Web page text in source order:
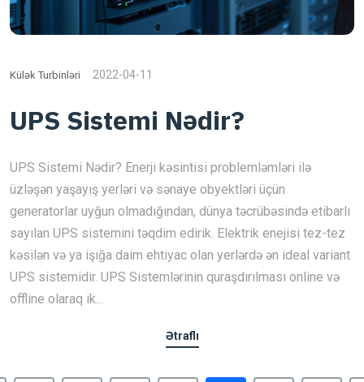
Külək Turbinləri 2022-04-11
UPS Sistemi Nədir?
UPS Sistemi Nədir? Enerji kəsintisi problemləmləri ilə
üzləşən yaşayış yerləri və sənaye obyektləri üçün
generatorlar uyğun olmadığından, dünya təcrübəsində etibarlı
sayılan UPS sistemini təqdim edirik. Elektrik enejisi tez-tez
kəsilən və ya işığa daim ehtiyac olan yerlərdə ən ideal variant
UPS sistemidir. UPS Sistemlərinin quraşdırılması online və
offline olaraq ik...
Ətraflı